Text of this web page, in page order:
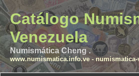
Catálogo
Venezuela
Numismática Cheng .
www.numismatica.info.ve-